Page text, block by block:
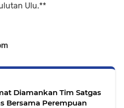
Ulu.**
Diamankan Tim Satgas
Bersama Perempuan